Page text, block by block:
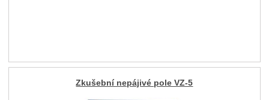
Zkušební nepájivé pole VZ-5